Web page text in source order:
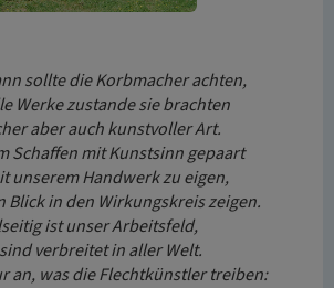
sollte die Korbmacher achten,
Werke zustande sie brachten
aber auch kunstvoller Art.
Schaffen mit Kunstsinn gepaart
unserem Handwerk zu eigen,
Blick in den Wirkungskreis zeigen.
ist unser Arbeitsfeld,
verbreitet in aller Welt.
an, was die Flechtkünstler treiben: